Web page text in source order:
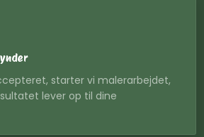
starter vi malerarbejdet,
lever op til dine